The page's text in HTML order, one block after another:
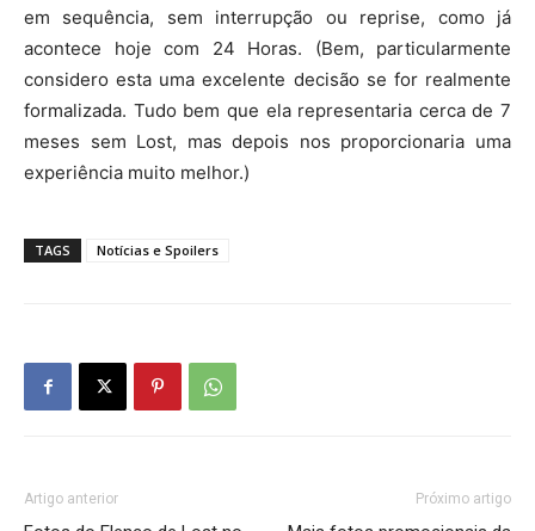
em sequência, sem interrupção ou reprise, como já
acontece hoje com 24 Horas. (Bem, particularmente
considero esta uma excelente decisão se for realmente
formalizada. Tudo bem que ela representaria cerca de 7
meses sem Lost, mas depois nos proporcionaria uma
experiência muito melhor.)
TAGS Notícias e Spoilers
Artigo anterior Próximo artigo